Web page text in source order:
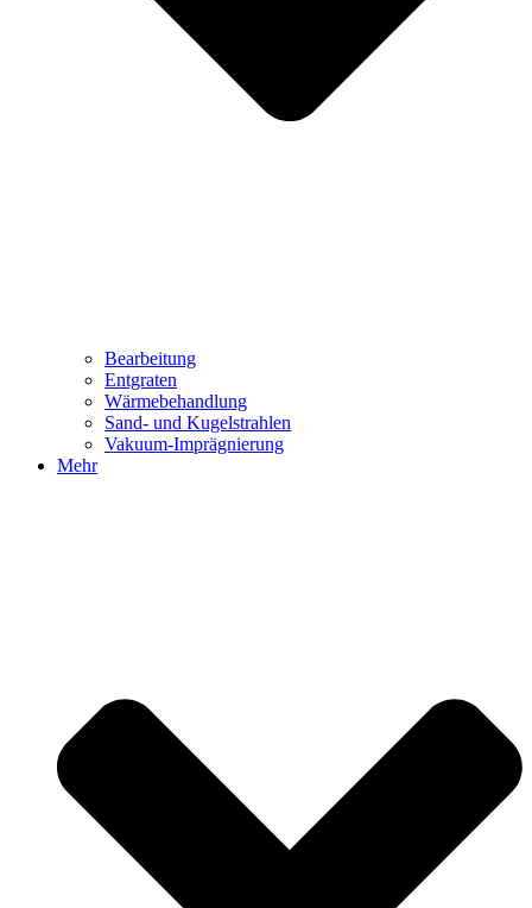
Bearbeitung
Entgraten
Wärmebehandlung
Sand- und Kugelstrahlen
Vakuum-Imprägnierung
Mehr